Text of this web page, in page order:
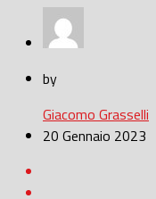
by
Giacomo Grasselli
20 Gennaio 2023